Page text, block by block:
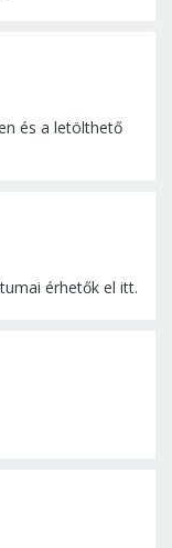
és a letölthető
érhetők el itt.